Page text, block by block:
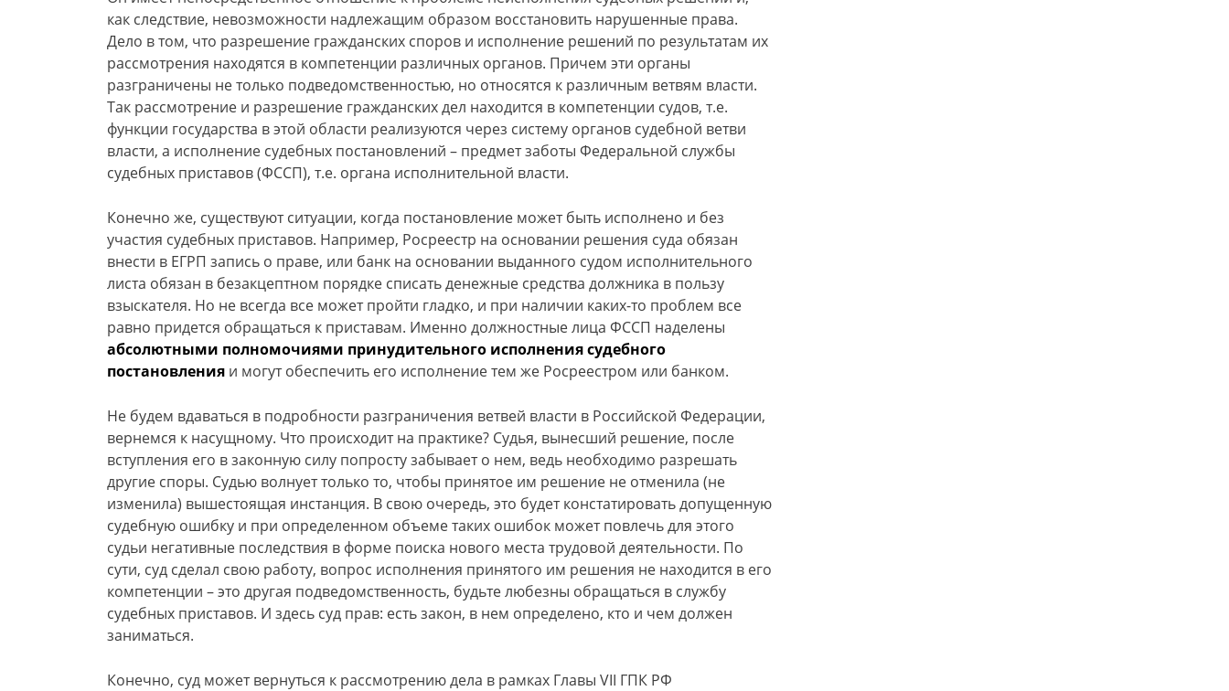
как следствие, невозможности надлежащим образом восстановить нарушенные права.
Дело в том, что разрешение гражданских споров и исполнение решений по результатам их
рассмотрения находятся в компетенции различных органов. Причем эти органы
разграничены не только подведомственностью, но относятся к различным ветвям власти.
Так рассмотрение и разрешение гражданских дел находится в компетенции судов, т.е.
функции государства в этой области реализуются через систему органов судебной ветви
власти, а исполнение судебных постановлений – предмет заботы Федеральной службы
судебных приставов (ФССП), т.е. органа исполнительной власти.
Конечно же, существуют ситуации, когда постановление может быть исполнено и без
участия судебных приставов. Например, Росреестр на основании решения суда обязан
внести в ЕГРП запись о праве, или банк на основании выданного судом исполнительного
листа обязан в безакцептном порядке списать денежные средства должника в пользу
взыскателя. Но не всегда все может пройти гладко, и при наличии каких-то проблем все
равно придется обращаться к приставам. Именно должностные лица ФССП наделены
абсолютными полномочиями принудительного исполнения судебного
постановления и могут обеспечить его исполнение тем же Росреестром или банком.
Не будем вдаваться в подробности разграничения ветвей власти в Российской Федерации,
вернемся к насущному. Что происходит на практике? Судья, вынесший решение, после
вступления его в законную силу попросту забывает о нем, ведь необходимо разрешать
другие споры. Судью волнует только то, чтобы принятое им решение не отменила (не
изменила) вышестоящая инстанция. В свою очередь, это будет констатировать допущенную
судебную ошибку и при определенном объеме таких ошибок может повлечь для этого
судьи негативные последствия в форме поиска нового места трудовой деятельности. По
сути, суд сделал свою работу, вопрос исполнения принятого им решения не находится в его
компетенции – это другая подведомственность, будьте любезны обращаться в службу
судебных приставов. И здесь суд прав: есть закон, в нем определено, кто и чем должен
заниматься.
Конечно, суд может вернуться к рассмотрению дела в рамках Главы VII ГПК РФ